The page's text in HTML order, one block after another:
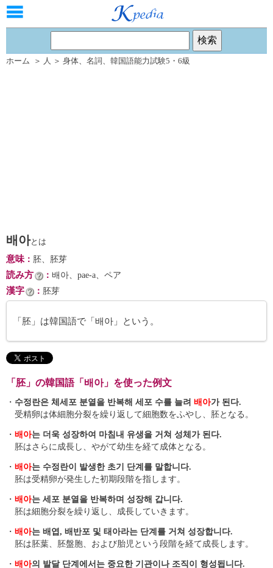
ホーム ＞ 人 ＞ 身体、 名詞 、 韓国語能力試験5・6級
배아とは
意味： 胚、胚芽
読み方 ： 배아、pae-a、ペア
漢字 ： 胚芽
「胚」は韓国語で「배아」という。
「胚」の韓国語「배아」を使った例文
・ 수정란은 체세포 분열을 반복해 세포 수를 늘려 배아가 된다.
受精卵は体細胞分裂を繰り返して細胞数をふやし、胚となる。
・ 배아는 더욱 성장하여 마침내 유생을 거쳐 성체가 된다.
胚はさらに成長し、やがて幼生を経て成体となる。
・ 배아는 수정란이 발생한 초기 단계를 말합니다.
胚は受精卵が発生した初期段階を指します。
・ 배아는 세포 분열을 반복하며 성장해 갑니다.
胚は細胞分裂を繰り返し、成長していきます。
・ 배아는 배엽, 배반포 및 태아라는 단계를 거쳐 성장합니다.
胚は胚葉、胚盤胞、および胎児という段階を経て成長します。
・ 배아의 발달 단계에서는 중요한 기관이나 조직이 형성됩니다.